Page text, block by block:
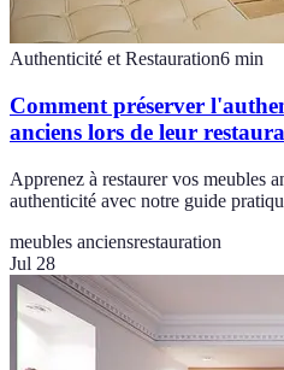
Authenticité et Restauration6 min
Comment préserver
anciens lors de leur
Apprenez à restaurer vos meubles
authenticité avec notre guide
meubles anciensrestauration
Jul 28